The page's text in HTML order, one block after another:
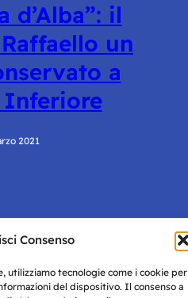
Consenso
utilizziamo tecnologie come i cookie per
del dispositivo. Il consenso a
d’Alba”: il
un
a
Inferiore
2021
presso il tribunale di